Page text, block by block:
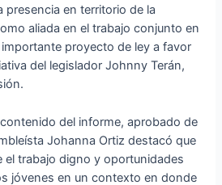
presencia en territorio de la
aliada en el trabajo conjunto en
proyecto de ley a favor
del legislador Johnny Terán,
del informe, aprobado de
Johanna Ortiz destacó que
el trabajo digno y oportunidades
jóvenes en un contexto en donde